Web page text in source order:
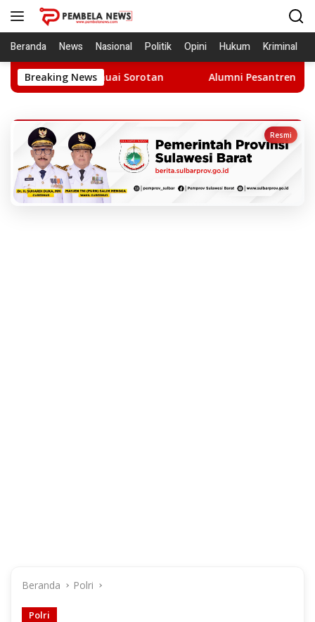
Langsung
Beranda News Nasional Politik Opini Hukum Kriminal
Breaking News
Menuai Sorotan Alumni Pesantren IMMIM
Beranda Polri
Polri